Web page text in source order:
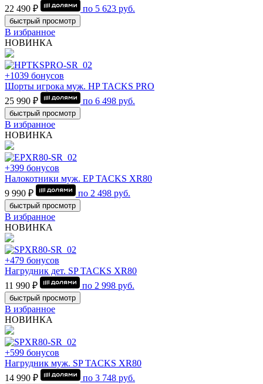
22 490 ₽
по 5 623 руб.
быстрый просмотр
В избранное
НОВИНКА
+1039 бонусов
Шорты игрока муж. HP TACKS PRO
25 990 ₽
по 6 498 руб.
быстрый просмотр
В избранное
НОВИНКА
+399 бонусов
Налокотники муж. EP TACKS XR80
9 990 ₽
по 2 498 руб.
быстрый просмотр
В избранное
НОВИНКА
+479 бонусов
Нагрудник дет. SP TACKS XR80
11 990 ₽
по 2 998 руб.
быстрый просмотр
В избранное
НОВИНКА
+599 бонусов
Нагрудник муж. SP TACKS XR80
14 990 ₽
по 3 748 руб.